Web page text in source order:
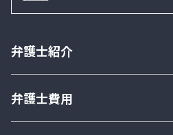
弁護士紹介
弁護士費用